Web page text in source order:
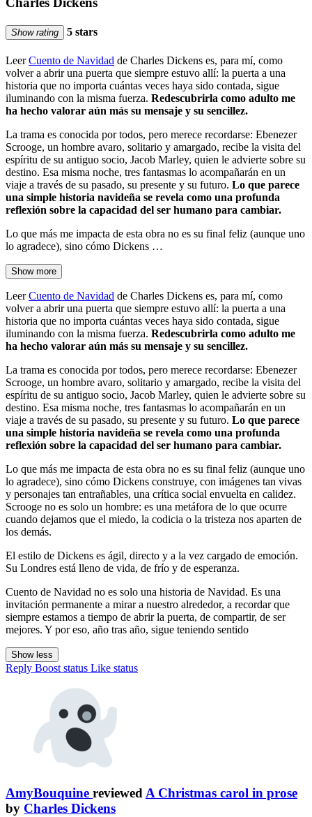
Show rating 5 stars
LeerCuento de Navidad de Charles Dickens es, para mí, como
volver a abrir una puerta que siempre estuvo allí: la puerta a una
historia que no importa cuántas veces haya sido contada, sigue
iluminando con la misma fuerza. Redescubrirla como adulto me
ha hecho valorar aún más su mensaje y su sencillez.
La trama es conocida por todos, pero merece recordarse: Ebenezer
Scrooge, un hombre avaro, solitario y amargado, recibe la visita del
espíritu de su antiguo socio, Jacob Marley, quien le advierte sobre su
destino. Esa misma noche, tres fantasmas lo acompañarán en un
viaje a través de su pasado, su presente y su futuro. Lo que parece
una simple historia navideña se revela como una profunda
reflexión sobre la capacidad del ser humano para cambiar.
Lo que más me impacta de esta obra no es su final feliz (aunque uno
lo agradece), sino cómo Dickens …
Show more
LeerCuento de Navidad de Charles Dickens es, para mí, como
volver a abrir una puerta que siempre estuvo allí: la puerta a una
historia que no importa cuántas veces haya sido contada, sigue
iluminando con la misma fuerza. Redescubrirla como adulto me
ha hecho valorar aún más su mensaje y su sencillez.
La trama es conocida por todos, pero merece recordarse: Ebenezer
Scrooge, un hombre avaro, solitario y amargado, recibe la visita del
espíritu de su antiguo socio, Jacob Marley, quien le advierte sobre su
destino. Esa misma noche, tres fantasmas lo acompañarán en un
viaje a través de su pasado, su presente y su futuro. Lo que parece
una simple historia navideña se revela como una profunda
reflexión sobre la capacidad del ser humano para cambiar.
Lo que más me impacta de esta obra no es su final feliz (aunque uno
lo agradece), sino cómo Dickens construye, con imágenes tan vivas
y personajes tan entrañables, una crítica social envuelta en calidez.
Scrooge no es solo un hombre: es una metáfora de lo que ocurre
cuando dejamos que el miedo, la codicia o la tristeza nos aparten de
los demás.
El estilo de Dickens es ágil, directo y a la vez cargado de emoción.
Su Londres está lleno de vida, de frío y de esperanza.
Cuento de Navidad no es solo una historia de Navidad. Es una
invitación permanente a mirar a nuestro alrededor, a recordar que
siempre estamos a tiempo de abrir la puerta, de compartir, de ser
mejores. Y por eso, año tras año, sigue teniendo sentido
Show less
Reply Boost status Like status
AmyBouquine reviewed A Christmas carol in prose
by Charles Dickens